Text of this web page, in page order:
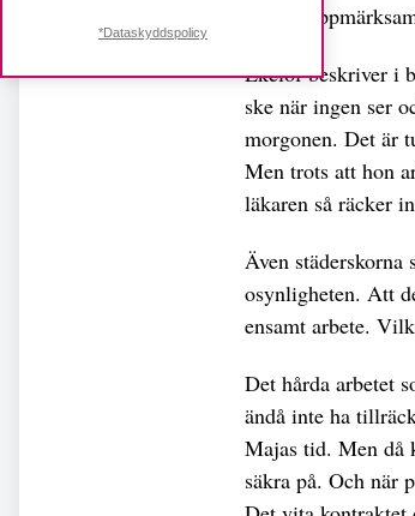
Boken
Ekelöf beskriver i
ske när ingen ser
morgonen. Det är
Men trots att hon
läkaren så räcker
Även
osynligheten. Att
ensamt arbete.
Det hårda arbetet
ändå inte ha
Majas tid. Men då
säkra på. Och när
*Dataskyddspolicy